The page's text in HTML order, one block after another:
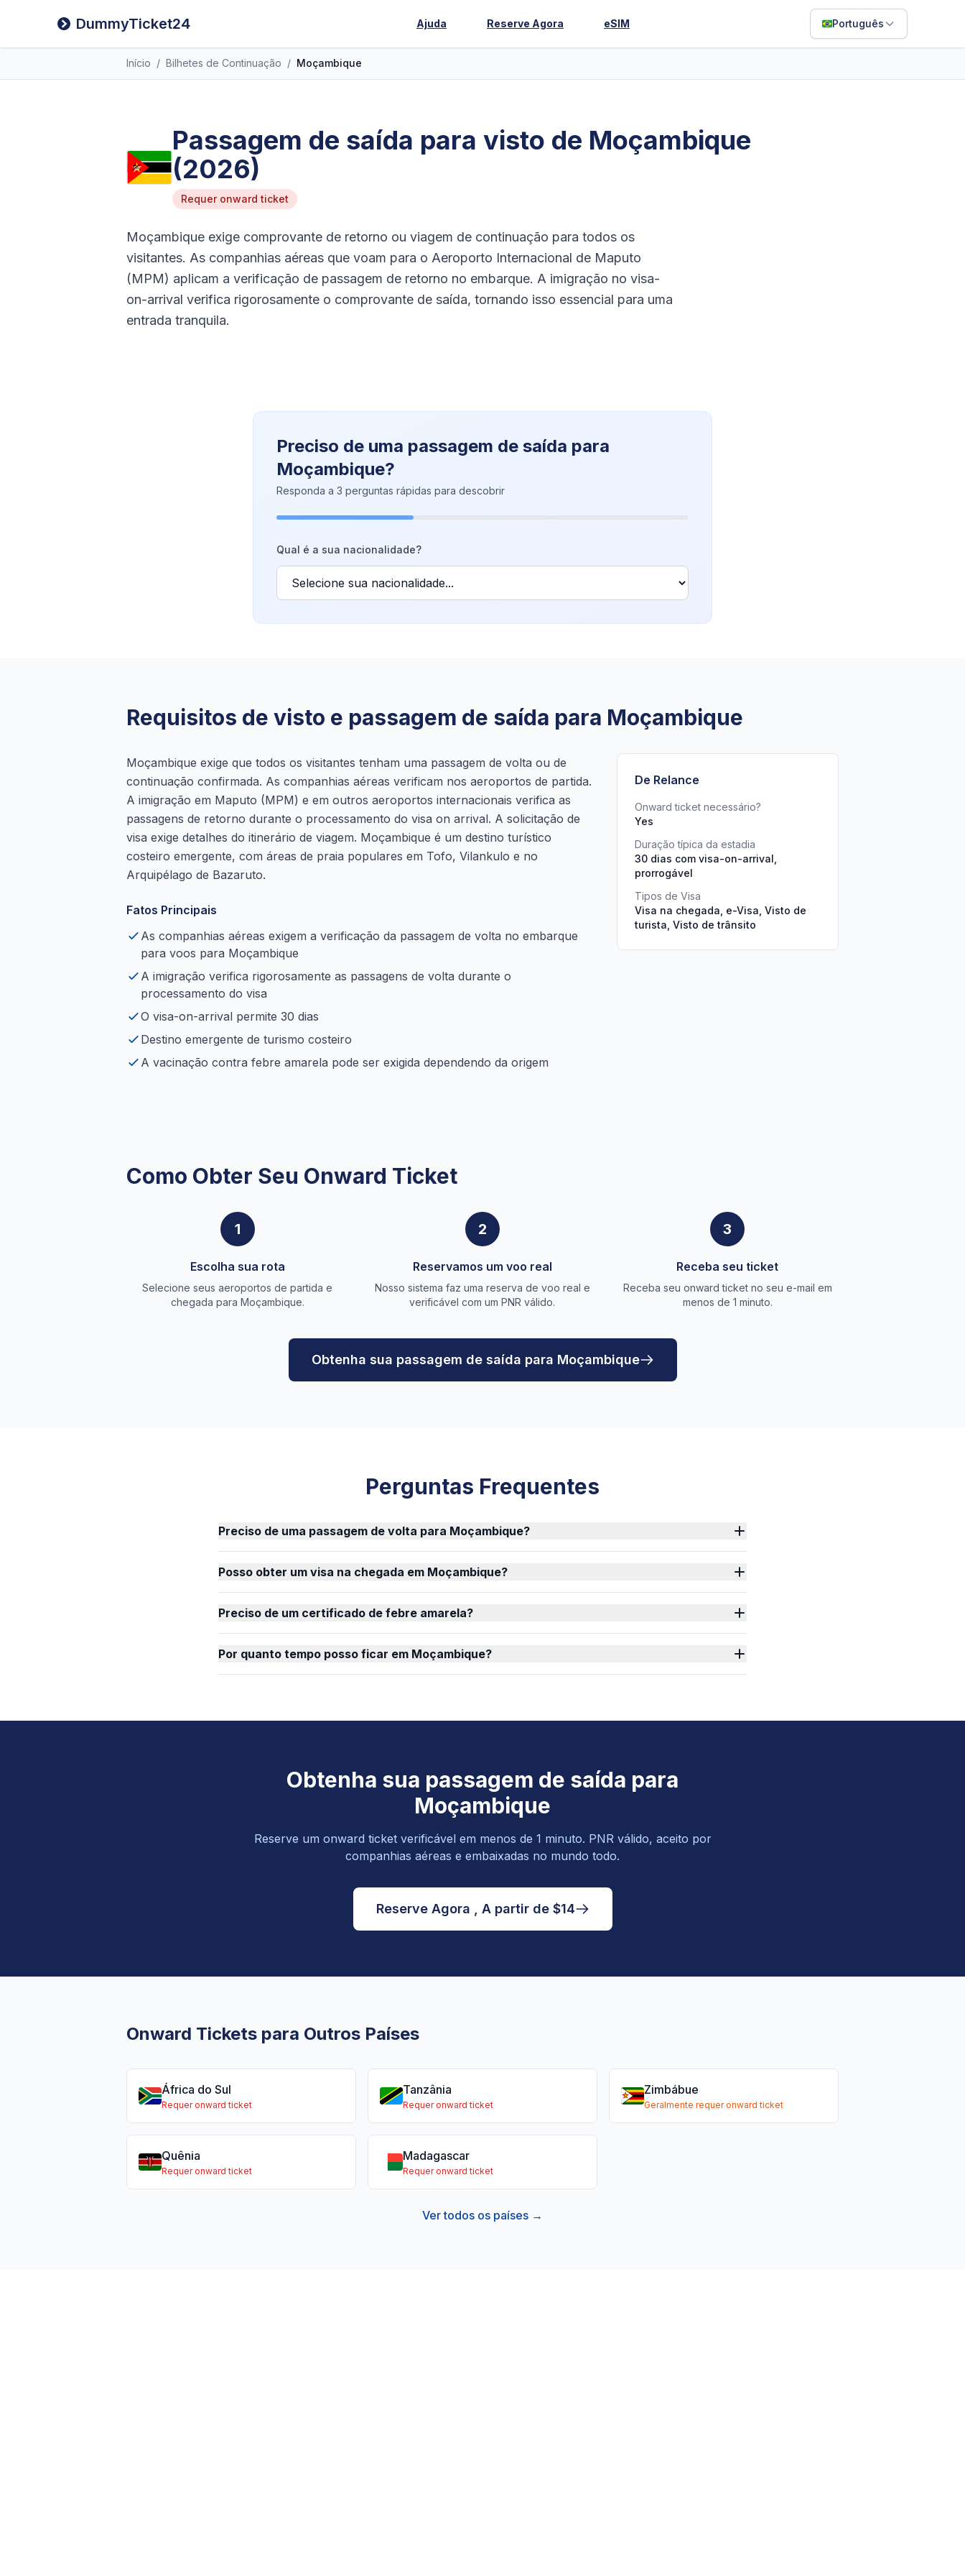
DummyTicket24 Ajuda Reserve Agora eSIM Português
Início / Bilhetes de Continuação / Moçambique
Passagem de saída para visto de Moçambique
(2026)
Requer onward ticket
Moçambique exige comprovante de retorno ou viagem de continuação para todos os
visitantes. As companhias aéreas que voam para o Aeroporto Internacional de Maputo
(MPM) aplicam a verificação de passagem de retorno no embarque. A imigração no visa-
on-arrival verifica rigorosamente o comprovante de saída, tornando isso essencial para uma
entrada tranquila.
Preciso de uma passagem de saída para
Moçambique?
Responda a 3 perguntas rápidas para descobrir
Qual é a sua nacionalidade?
Requisitos de visto e passagem de saída para Moçambique
Moçambique exige que todos os visitantes tenham uma passagem de volta ou de
continuação confirmada. As companhias aéreas verificam nos aeroportos de partida.
A imigração em Maputo (MPM) e em outros aeroportos internacionais verifica as
passagens de retorno durante o processamento do visa on arrival. A solicitação de
visa exige detalhes do itinerário de viagem. Moçambique é um destino turístico
costeiro emergente, com áreas de praia populares em Tofo, Vilankulo e no
Arquipélago de Bazaruto.
Fatos Principais
As companhias aéreas exigem a verificação da passagem de volta no embarque
para voos para Moçambique
A imigração verifica rigorosamente as passagens de volta durante o
processamento do visa
O visa-on-arrival permite 30 dias
Destino emergente de turismo costeiro
A vacinação contra febre amarela pode ser exigida dependendo da origem
De Relance
Onward ticket necessário?
Yes
Duração típica da estadia
30 dias com visa-on-arrival,
prorrogável
Tipos de Visa
Visa na chegada, e-Visa, Visto de
turista, Visto de trânsito
Como Obter Seu Onward Ticket
1
Escolha sua rota
Selecione seus aeroportos de partida e
chegada para Moçambique.
2
Reservamos um voo real
Nosso sistema faz uma reserva de voo real e
verificável com um PNR válido.
3
Receba seu ticket
Receba seu onward ticket no seu e-mail em
menos de 1 minuto.
Obtenha sua passagem de saída para Moçambique
Perguntas Frequentes
Preciso de uma passagem de volta para Moçambique?
Posso obter um visa na chegada em Moçambique?
Preciso de um certificado de febre amarela?
Por quanto tempo posso ficar em Moçambique?
Obtenha sua passagem de saída para
Moçambique
Reserve um onward ticket verificável em menos de 1 minuto. PNR válido, aceito por
companhias aéreas e embaixadas no mundo todo.
Reserve Agora , A partir de $14
Onward Tickets para Outros Países
África do Sul
Requer onward ticket
Tanzânia
Requer onward ticket
Zimbábue
Geralmente requer onward ticket
Quênia
Requer onward ticket
Madagascar
Requer onward ticket
Ver todos os países →